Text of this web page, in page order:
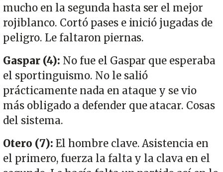
mucho en la segunda hasta ser el mejor
rojiblanco. Cortó pases e inició jugadas de
peligro. Le faltaron piernas.
Gaspar (4): No fue el Gaspar que esperaba
el sportinguismo. No le salió
prácticamente nada en ataque y se vio
más obligado a defender que atacar. Cosas
del sistema.
Otero (7): El hombre clave. Asistencia en
el primero, fuerza la falta y la clava en el